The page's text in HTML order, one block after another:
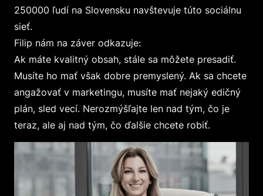
250000 ľudí na Slovensku navštevuje túto sociálnu
sieť.
Filip nám na záver odkazuje:
Ak máte kvalitný obsah, stále sa môžete presadiť.
Musíte ho mať však dobre premyslený. Ak sa chcete
angažovať v marketingu, musíte mať nejaký edičný
plán, sled vecí. Nerozmýšľajte len nad tým, čo je
teraz, ale aj nad tým, čo ďalšie chcete robiť.